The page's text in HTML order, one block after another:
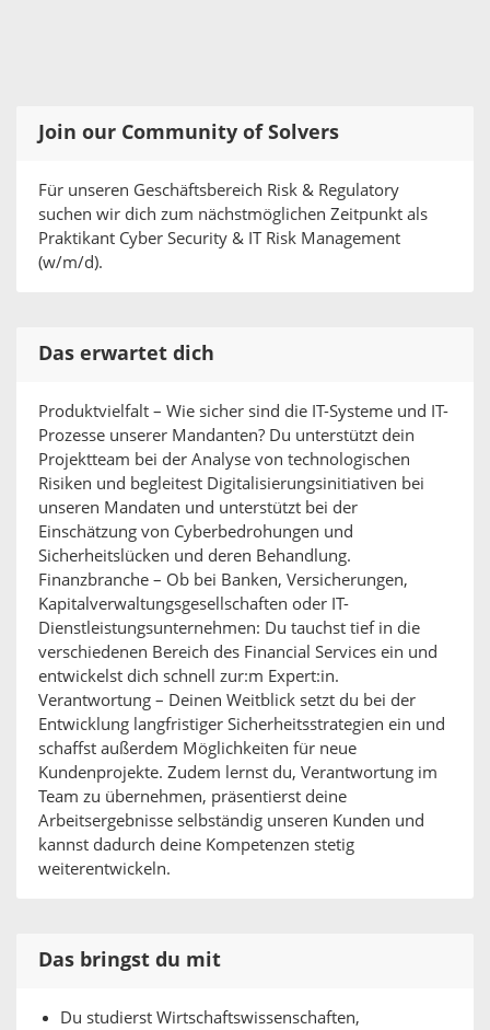
Join our Community of Solvers
Für unseren Geschäftsbereich Risk & Regulatory
suchen wir dich zum nächstmöglichen Zeitpunkt als
Praktikant Cyber Security & IT Risk Management
(w/m/d).
Das erwartet dich
Produktvielfalt – Wie sicher sind die IT-Systeme und IT-
Prozesse unserer Mandanten? Du unterstützt dein
Projektteam bei der Analyse von technologischen
Risiken und begleitest Digitalisierungsinitiativen bei
unseren Mandaten und unterstützt bei der
Einschätzung von Cyberbedrohungen und
Sicherheitslücken und deren Behandlung.
Finanzbranche – Ob bei Banken, Versicherungen,
Kapitalverwaltungsgesellschaften oder IT-
Dienstleistungsunternehmen: Du tauchst tief in die
verschiedenen Bereich des Financial Services ein und
entwickelst dich schnell zur:m Expert:in.
Verantwortung – Deinen Weitblick setzt du bei der
Entwicklung langfristiger Sicherheitsstrategien ein und
schaffst außerdem Möglichkeiten für neue
Kundenprojekte. Zudem lernst du, Verantwortung im
Team zu übernehmen, präsentierst deine
Arbeitsergebnisse selbständig unseren Kunden und
kannst dadurch deine Kompetenzen stetig
weiterentwickeln.
Das bringst du mit
Du studierst Wirtschaftswissenschaften,